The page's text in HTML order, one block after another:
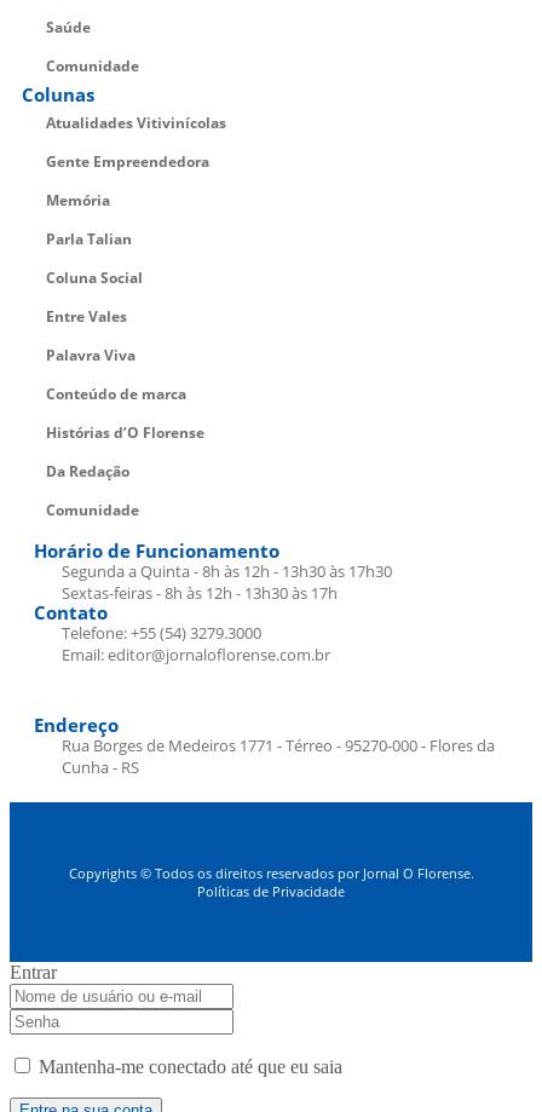
Saúde
Comunidade
Colunas
Atualidades Vitivinícolas
Gente Empreendedora
Memória
Parla Talian
Coluna Social
Entre Vales
Palavra Viva
Conteúdo de marca
Histórias d’O Florense
Da Redação
Comunidade
Horário de Funcionamento
Segunda a Quinta - 8h às 12h - 13h30 às 17h30
Sextas-feiras - 8h às 12h - 13h30 às 17h
Contato
Telefone: +55 (54) 3279.3000
Email: editor@jornaloflorense.com.br
Endereço
Rua Borges de Medeiros 1771 - Térreo - 95270-000 - Flores da
Cunha - RS
Copyrights © Todos os direitos reservados por Jornal O Florense.
Políticas de Privacidade
Entrar
Mantenha-me conectado até que eu saia